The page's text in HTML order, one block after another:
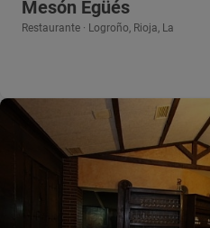
Mesón Egüés
Restaurante · Logroño, Rioja, La